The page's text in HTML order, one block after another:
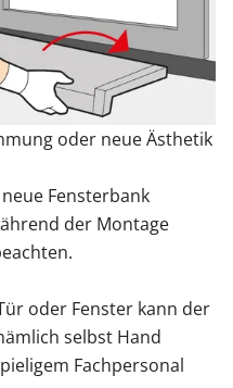
oder neue Ästhetik
Fensterbank
der Montage
oder Fenster kann der
selbst Hand
Fachpersonal